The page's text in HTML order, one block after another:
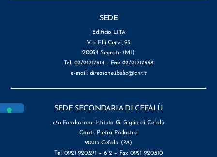
SEDE
Edificio LITA
Via F.lli Cervi, 93
20054 Segrate (MI)
Tel. 02/21717514 – Fax 02/21717558
e-mail: direzione.ibsbc@cnr.it
SEDE SECONDARIA DI CEFALÙ
c/o Fondazione Istituto G. Giglio di Cefalù
Contr. Pietra Pollastra
90015 Cefalù (PA)
Tel. 0921 920.271 – 612 – Fax 0921 920.510